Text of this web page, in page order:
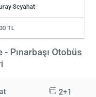
Seyahat
TL
Pınarbaşı Otobüs
2+1